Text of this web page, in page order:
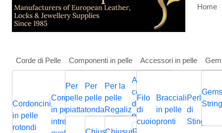
Home
Corde di Pelle
Cordoncini
in pelle
rotondi
Cordoncini
in pelle
intrecciati
Cordoncini
in pelle
intrecciata
Cordoncini
in pelle
piatti
Cordini
in pelle
piatta
Componenti in pelle
Per
pelle
piatta
Per
pelle
tonda
Chiusura
Cursori
Per la
pelle
Regaliz
Cursori
Altri
componenti
di gioielli in
pelle
Accessori in pelle
Filo
di
cuoio
Bracciali
in pelle
pronti
Perline
di
Stingray
Pietre, Perline e Ciondoli Anelli di salto e split
SSP 34D 4x0.8mm